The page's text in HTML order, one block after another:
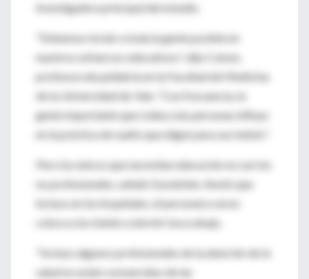
investigadora principal del estudio.
"Debemos incluir a toda la gente posible en
nuestros esfuerzos educativos", dijo Colson,
profesora de pediatría en la Facultad de Medicina
de la Universidad de Yale. "Con frecuencia, la
gente importante que rodea a las personas influye
en la práctica de sueño que eligen para sus bebés".
Pero los únicos que necesitan educación no son los
no profesionales, señaló Goodstein. Anotó que
incluso en los hospitales, el personal a veces
coloca a los bebés a dormir boca abajo.
"Incluso algunos profesionales de la atención de la
salud no están convencidos de las